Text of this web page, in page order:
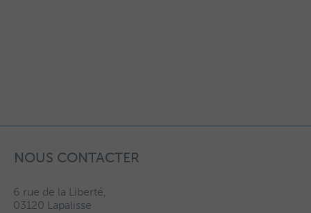
NOUS CONTACTER
6 rue de la Liberté,
03120 Lapalisse